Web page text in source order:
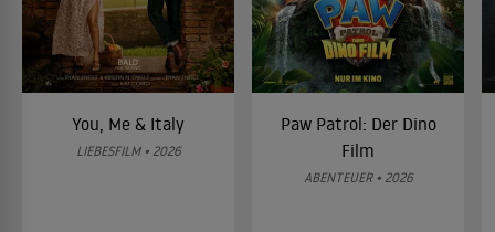
You, Me & Italy
LIEBESFILM • 2026
Paw Patrol: Der Dino
Film
ABENTEUER • 2026